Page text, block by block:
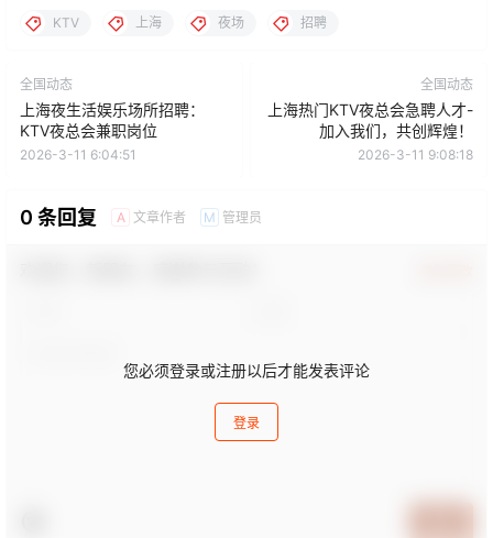
KTV 上海 夜场 招聘
全国动态
上海夜生活娱乐场所招聘：
KTV夜总会兼职岗位
2026-3-11 6:04:51
全国动态
上海热门KTV夜总会急聘人才-
加入我们，共创辉煌！
2026-3-11 9:08:18
0 条回复 A 文章作者 M 管理员
您必须登录或注册以后才能发表评论
登录